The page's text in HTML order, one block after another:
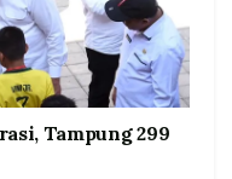
Tampung 299